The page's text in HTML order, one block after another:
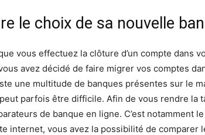
le choix de sa nouvelle
vous effectuez la clôture d’un compte dans
avez décidé de faire migrer vos comptes
une multitude de banques présentes sur le
parfois être difficile. Afin de vous rendre la
de banque en ligne. C’est notamment
internet, vous avez la possibilité de comparer